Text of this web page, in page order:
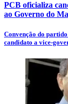
PCB oficializa
ao Governo do
Convenção do
candidato a vice-